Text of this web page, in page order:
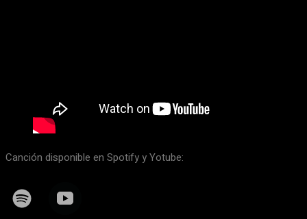
Canción disponible en Spotify y Yotube: